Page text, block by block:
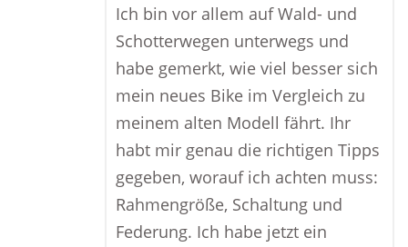
Ich bin vor allem auf Wald- und
Schotterwegen unterwegs und
habe gemerkt, wie viel besser sich
mein neues Bike im Vergleich zu
meinem alten Modell fährt. Ihr
habt mir genau die richtigen Tipps
gegeben, worauf ich achten muss:
Rahmengröße, Schaltung und
Federung. Ich habe jetzt ein